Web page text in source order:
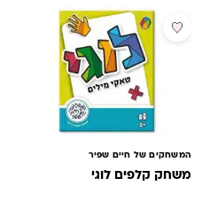
המשחקים של חיים שפיר
משחק קלפים לוגי